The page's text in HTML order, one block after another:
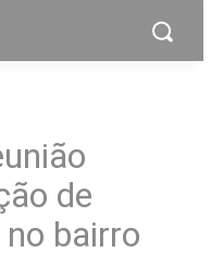
de
bairro